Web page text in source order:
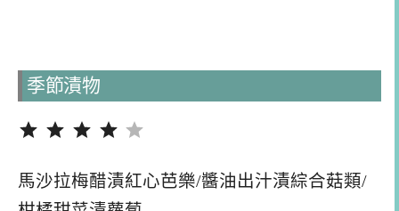
季節漬物
馬沙拉梅醋漬紅心芭樂/醬油出汁漬綜合菇類/